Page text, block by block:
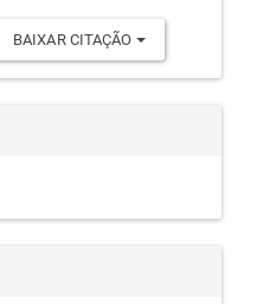
BAIXAR CITAÇÃO